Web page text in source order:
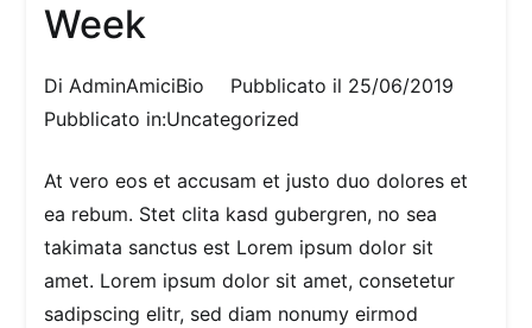
Week
DiAdminAmiciBio Pubblicato il 25/06/2019
Pubblicato in:Uncategorized
At vero eos et accusam et justo duo dolores et
ea rebum. Stet clita kasd gubergren, no sea
takimata sanctus est Lorem ipsum dolor sit
amet. Lorem ipsum dolor sit amet, consetetur
sadipscing elitr, sed diam nonumy eirmod